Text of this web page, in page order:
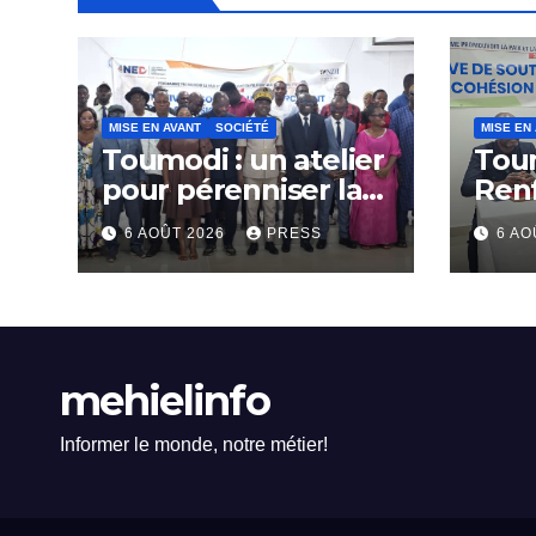
MISE EN AVANT SOCIÉTÉ
Toumodi : un atelier
pour pérenniser la
lutte anti-tabac
6 AOÛT 2026 PRESS
MISE EN
6
mehielinfo
Informer le monde, notre métier!